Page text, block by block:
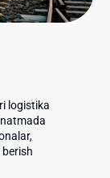
logistika